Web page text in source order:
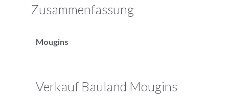
Zusammenfassung
Mougins
Verkauf Bauland Mougins